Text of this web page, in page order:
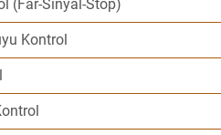
(Far-Sinyal-Stop)
Kontrol